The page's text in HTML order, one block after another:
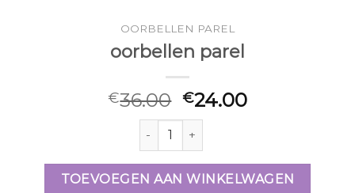
OORBELLEN PAREL
oorbellen parel
€36.00 €24.00
oorbellen parel aantal
TOEVOEGEN AAN WINKELWAGEN